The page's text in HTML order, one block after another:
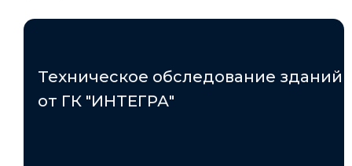
Техническое обследование зданий
от ГК "ИНТЕГРА"